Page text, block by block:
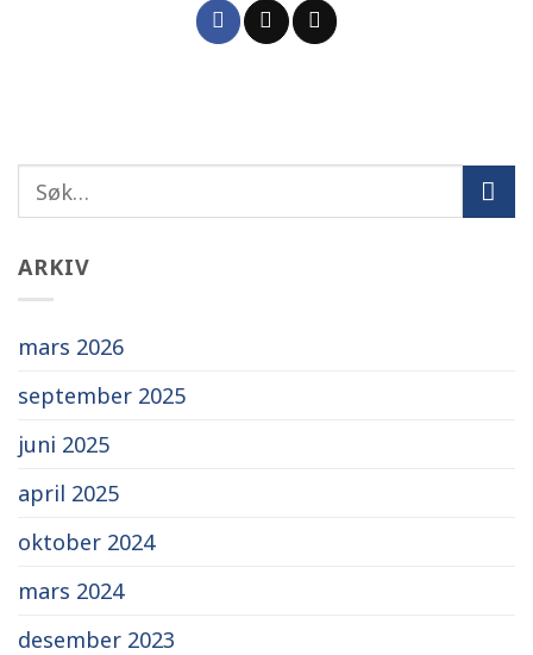
ARKIV
mars 2026
september 2025
juni 2025
april 2025
oktober 2024
mars 2024
desember 2023